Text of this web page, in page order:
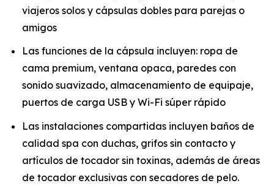
viajeros solos y cápsulas dobles para parejas o
amigos
Las funciones de la cápsula incluyen: ropa de
cama premium, ventana opaca, paredes con
sonido suavizado, almacenamiento de equipaje,
puertos de carga USB y Wi-Fi súper rápido
Las instalaciones compartidas incluyen baños de
calidad spa con duchas, grifos sin contacto y
artículos de tocador sin toxinas, además de áreas
de tocador exclusivas con secadores de pelo.